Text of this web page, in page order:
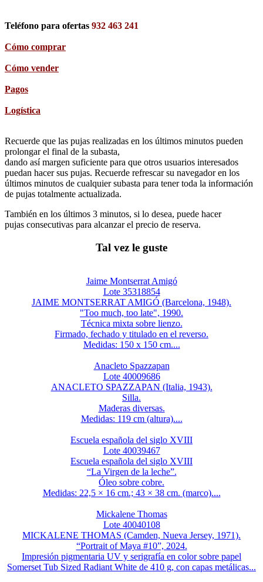
Teléfono para ofertas 932 463 241
Cómo comprar
Cómo vender
Pagos
Logística
Recuerde que las pujas realizadas en los últimos minutos pueden
prolongar el final de la subasta,
dando así margen suficiente para que otros usuarios interesados
puedan hacer sus pujas. Recuerde refrescar su navegador en los
últimos minutos de cualquier subasta para tener toda la información
de pujas totalmente actualizada.
También en los últimos 3 minutos, si lo desea, puede hacer
pujas consecutivas para alcanzar el precio de reserva.
Tal vez le guste
Jaime Montserrat Amigó
Lote 35318854
JAIME MONTSERRAT AMIGÓ (Barcelona, 1948).
"Too much, too late", 1990.
Técnica mixta sobre lienzo.
Firmado, fechado y titulado en el reverso.
Medidas: 150 x 150 cm....
Anacleto Spazzapan
Lote 40009686
ANACLETO SPAZZAPAN (Italia, 1943).
Silla.
Maderas diversas.
Medidas: 119 cm (altura)....
Escuela española del siglo XVIII
Lote 40039467
Escuela española del siglo XVIII
“La Virgen de la leche”.
Óleo sobre cobre.
Medidas: 22,5 × 16 cm.; 43 × 38 cm. (marco)....
Mickalene Thomas
Lote 40040108
MICKALENE THOMAS (Camden, Nueva Jersey, 1971).
“Portrait of Maya #10”, 2024.
Impresión pigmentaria UV y serigrafía en color sobre papel
Somerset Tub Sized Radiant White de 410 g, con capas metálicas...